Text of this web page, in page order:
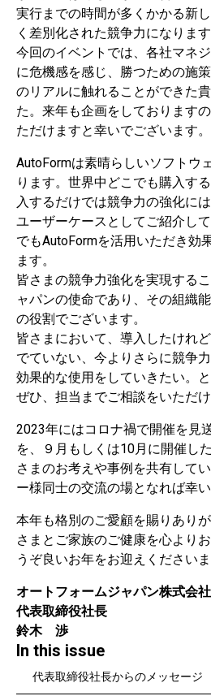
実行までの時間が多くかかる新
く差別化された競争力になります
今回のイベントでは、各社マネ
に危機感を感じ、勝つための施
のリアルに触れることができた
た。来年も企画をしております
ただけますと幸いでございます。
AutoFormは素晴らしいソフトウ
ります。世界中どこでも購入す
入するだけでは競争力の強化に
ユーザーケースとしてご紹介し
でもAutoFormを活用いただき効
ます。
皆さまの競争力強化を実現する
ャパンの使命であり、その組織
の役割でございます。
皆さまにおいて、導入したけれ
でていない、今よりさらに競争
効果的な使用をしていきたい。
ぜひ、担当までご相談をいただけ
2023年にはコロナ禍で開催を見
を、９月もしくは10月に開催し
さまのお考えや事例を共有して
ー様同士の交流の場となれば幸い
本年も格別のご愛顧を賜りあり
さまとご家族のご健康を心より
うぞ良いお年をお迎えくださいま
オートフォームジャパン株式会社
代表取締役社長
鈴木 渉
In this issue
代表取締役社長からのメッセージ